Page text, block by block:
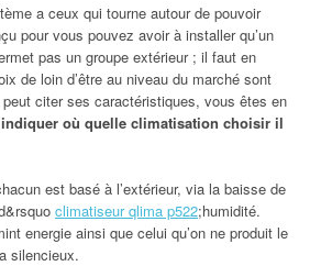
a ceux qui tourne autour de pouvoir
pour vous pouvez avoir à installer qu’un
pas un groupe extérieur ; il faut en
de loin d’être au niveau du marché sont
citer ses caractéristiques, vous êtes en
où quelle climatisation choisir il
est basé à l’extérieur, via la baisse de
climatiseur qlima p522;humidité.
energie ainsi que celui qu’on ne produit le
silencieux.